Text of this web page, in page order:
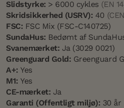
Slidstyrke: > 6000 cykles (EN
Skridsikkerhed (USRV): 40
FSC: FSC Mix (FSC-C140725)
SundaHus: Bedømt af
Svanemærket: Ja (3029 0021)
Greenguard Gold: Greenguard
A+: Yes
M1: Yes
CE-mærket: Ja
Garanti (Offentligt miljø): 30 år